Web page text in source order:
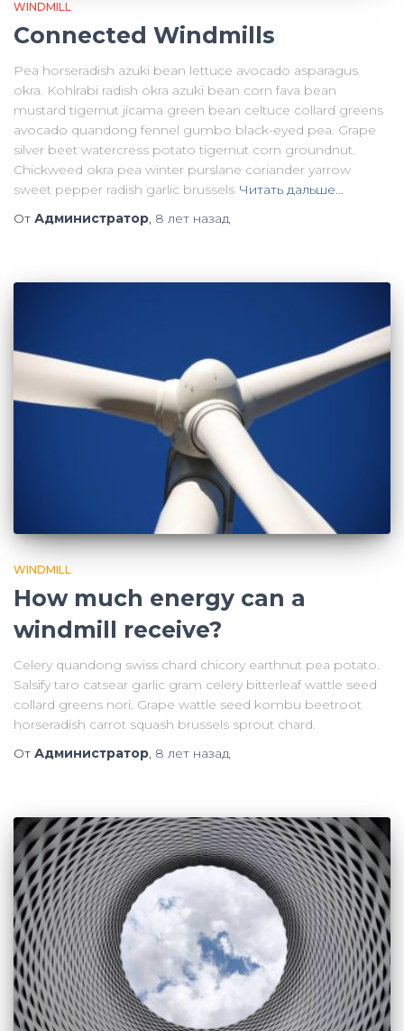
WINDMILL
Connected Windmills
Pea horseradish azuki bean lettuce avocado asparagus
okra. Kohlrabi radish okra azuki bean corn fava bean
mustard tigernut jícama green bean celtuce collard greens
avocado quandong fennel gumbo black-eyed pea. Grape
silver beet watercress potato tigernut corn groundnut.
Chickweed okra pea winter purslane coriander yarrow
sweet pepper radish garlic brussels Читать дальше…
От Администратор, 8 лет назад
WINDMILL
How much energy can a
windmill receive?
Celery quandong swiss chard chicory earthnut pea potato.
Salsify taro catsear garlic gram celery bitterleaf wattle seed
collard greens nori. Grape wattle seed kombu beetroot
horseradish carrot squash brussels sprout chard.
От Администратор, 8 лет назад